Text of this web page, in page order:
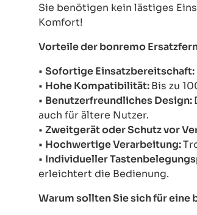
Sie benötigen kein lästiges
Komfort!
Vorteile der bonremo
• Sofortige Einsatzbereitschaft:
• Hohe Kompatibilität:Bis zu
• Benutzerfreundliches Design:
auch für ältere Nutzer.
• Zweitgerät oder Schutz vor
• Hochwertige Verarbeitung:
• Individueller
erleichtert die Bedienung.
Warum sollten Sie sich für